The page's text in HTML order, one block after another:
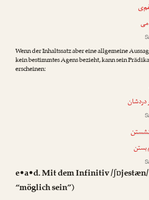
Wenn der Inhaltssatz aber eine allgemeine
kein bestimmtes Agens bezieht, kann sein
erscheinen:
بستن
e•a•d. Mit dem Infinitiv /ʃɒjestæn/
“möglich sein”)